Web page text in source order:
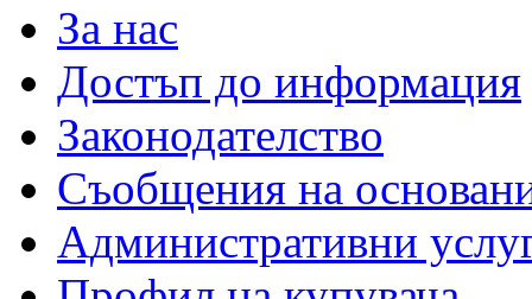
За нас
Достъп до информация
Законодателство
Съобщения на
Административни